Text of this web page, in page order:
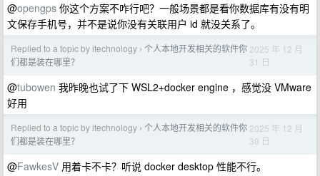
@opengps 你这个方案不咋行吧？一般场景都是看你数据库有没有明
文保存手机号，并不是说你没有关联用户 id 就没关系了。
Replied to a topic by itechnology › 个人本地开发相关的软件你
们都是装在哪里？
2025 年 12 月
31 日
@tubowen 我昨晚也试了下 WSL2+docker engine ，感觉没 VMware
好用
Replied to a topic by itechnology › 个人本地开发相关的软件你
们都是装在哪里？
2025 年 12 月
30 日
@FawkesV 用着卡不卡？听说 docker desktop 性能不行。